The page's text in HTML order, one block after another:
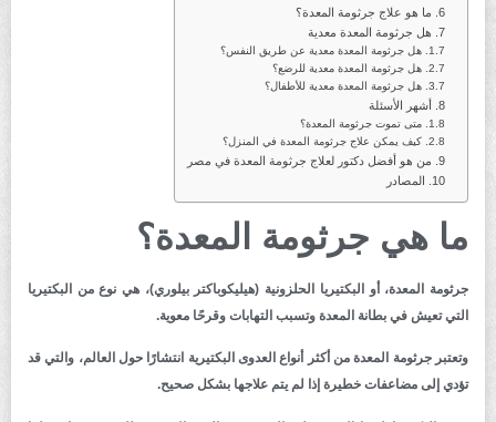
ما هو علاج جرثومة المعدة؟
هل جرثومة المعدة معدية
هل جرثومة المعدة معدية عن طريق النفس؟
هل جرثومة المعدة معدية للرضع؟
هل جرثومة المعدة معدية للأطفال؟
أشهر الأسئلة
متى تموت جرثومة المعدة؟
كيف يمكن علاج جرثومة المعدة في المنزل؟
من هو أفضل دكتور لعلاج جرثومة المعدة في مصر
المصادر
ما هي جرثومة المعدة؟
جرثومة المعدة، أو البكتيريا الحلزونية (هيليكوباكتر بيلوري)، هي نوع من البكتيريا
التي تعيش في بطانة المعدة وتسبب التهابات وقرحًا معوية.
وتعتبر جرثومة المعدة من أكثر أنواع العدوى البكتيرية انتشارًا حول العالم، والتي قد
تؤدي إلى مضاعفات خطيرة إذا لم يتم علاجها بشكل صحيح.